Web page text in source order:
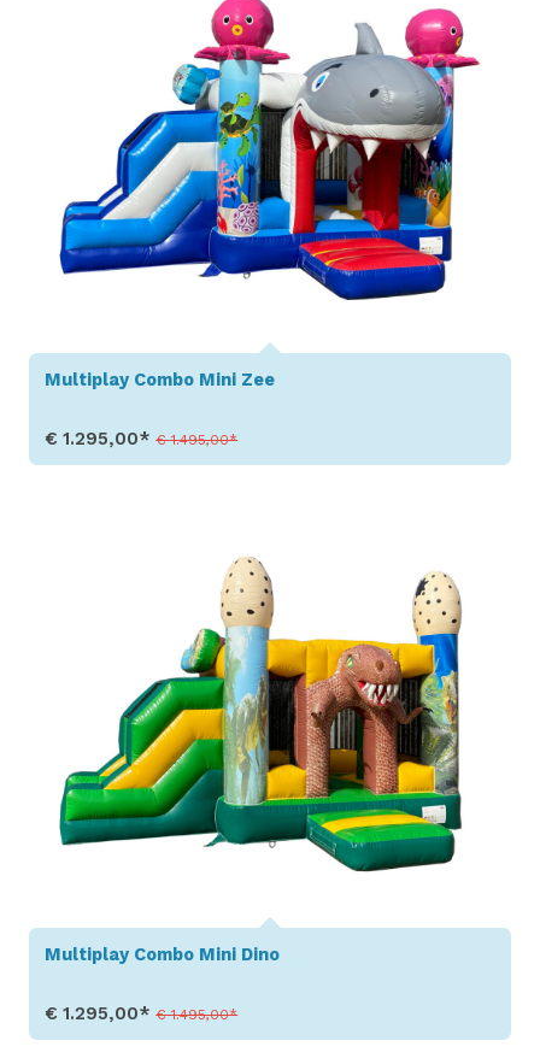
Multiplay Combo Mini Zee
€ 1.295,00*€ 1.495,00*
Multiplay Combo Mini Dino
€ 1.295,00*€ 1.495,00*